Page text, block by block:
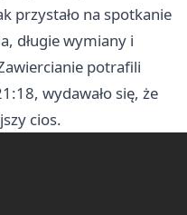
przystało na spotkanie
długie wymiany i
potrafili
wydawało się, że
cios.